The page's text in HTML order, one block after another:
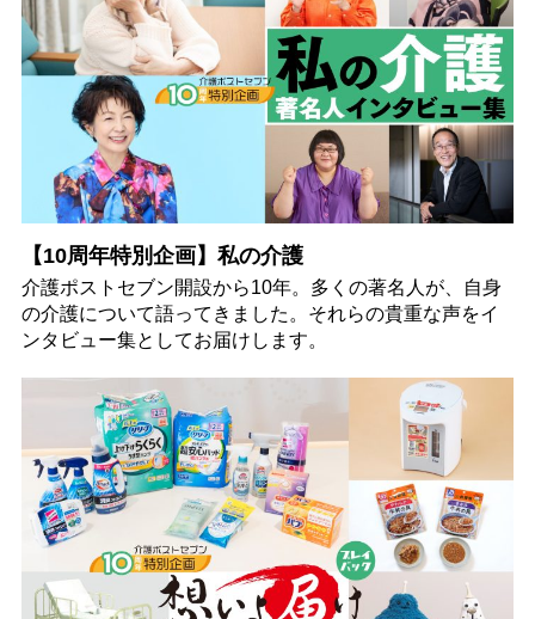
【10周年特別企画】私の介護
介護ポストセブン開設から10年。多くの著名人が、自身
の介護について語ってきました。それらの貴重な声をイ
ンタビュー集としてお届けします。